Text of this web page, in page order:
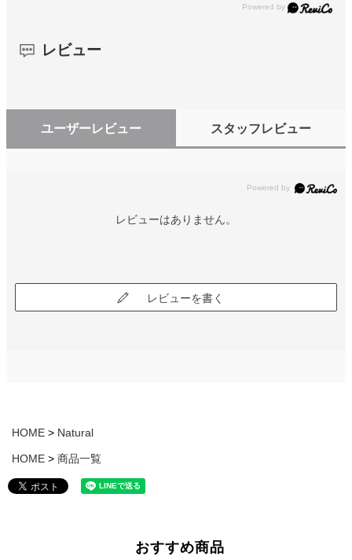
レビュー
ユーザーレビュー スタッフレビュー
レビューはありません。
レビューを書く
HOME Natural
HOME 商品一覧
おすすめ商品